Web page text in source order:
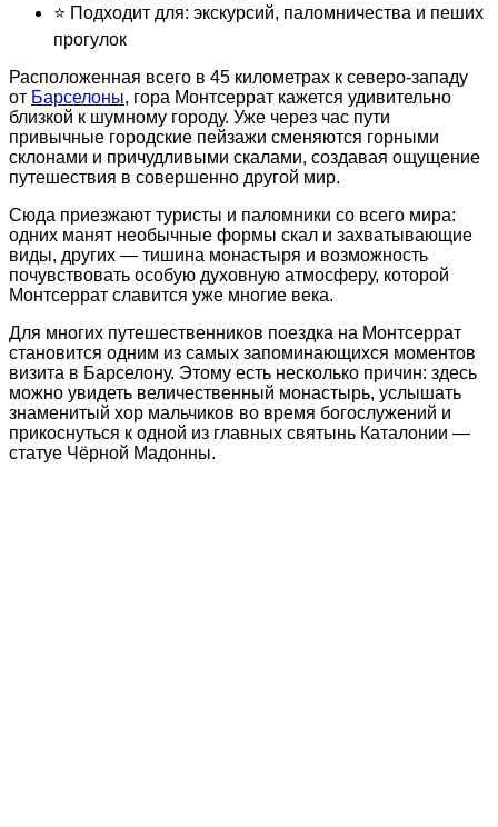
⭐ Подходит для: экскурсий, паломничества и пеших
прогулок
Расположенная всего в 45 километрах к северо-западу
от Барселоны, гора Монтсеррат кажется удивительно
близкой к шумному городу. Уже через час пути
привычные городские пейзажи сменяются горными
склонами и причудливыми скалами, создавая ощущение
путешествия в совершенно другой мир.
Сюда приезжают туристы и паломники со всего мира:
одних манят необычные формы скал и захватывающие
виды, других — тишина монастыря и возможность
почувствовать особую духовную атмосферу, которой
Монтсеррат славится уже многие века.
Для многих путешественников поездка на Монтсеррат
становится одним из самых запоминающихся моментов
визита в Барселону. Этому есть несколько причин: здесь
можно увидеть величественный монастырь, услышать
знаменитый хор мальчиков во время богослужений и
прикоснуться к одной из главных святынь Каталонии —
статуе Чёрной Мадонны.